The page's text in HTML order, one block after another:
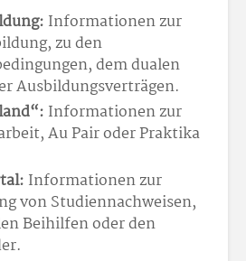
Informationen zur
zu den
dem dualen
Ausbildungsverträgen.
Informationen zur
Au Pair oder Praktika
Informationen zur
von Studiennachweisen,
Beihilfen oder den